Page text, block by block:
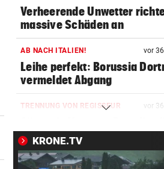
Verheerende Unwetter
massive Schäden an
AB NACH ITALIEN! vor
Leihe perfekt: Borussia
vermeldet Abgang
TRENNUNG VON REGISSEUR vor
Ehe-Aus bekannt
FORSCHER RÄTSELN vor 43
KRONE.TV